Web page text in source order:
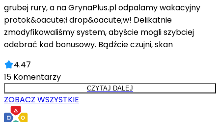
grubej rury, a na GrynaPlus.pl odpalamy wakacyjny
protok&oacute;ł drop&oacute;w! Delikatnie
zmodyfikowaliśmy system, abyście mogli szybciej
odebrać kod bonusowy. Bądźcie czujni, skan
4.47
15 Komentarzy
CZYTAJ DALEJ
ZOBACZ WSZYSTKIE